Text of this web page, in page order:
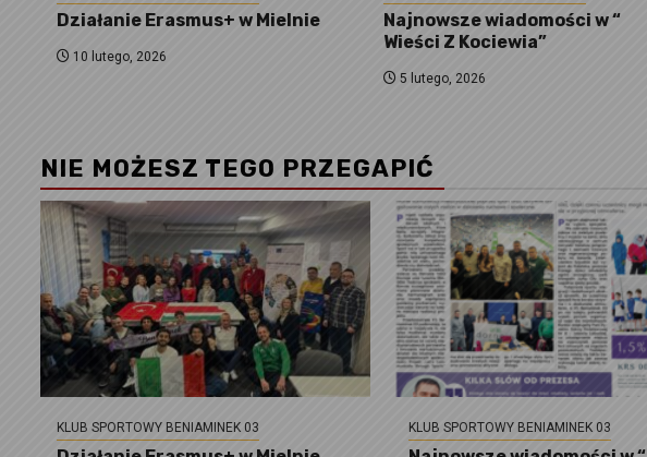
Działanie Erasmus+ w Mielnie
10 lutego, 2026
Najnowsze wiadomości w “
Wieści Z Kociewia”
5 lutego, 2026
NIE MOŻESZ TEGO PRZEGAPIĆ
KLUB SPORTOWY BENIAMINEK 03 KLUB SPORTOWY BENIAMINEK 03